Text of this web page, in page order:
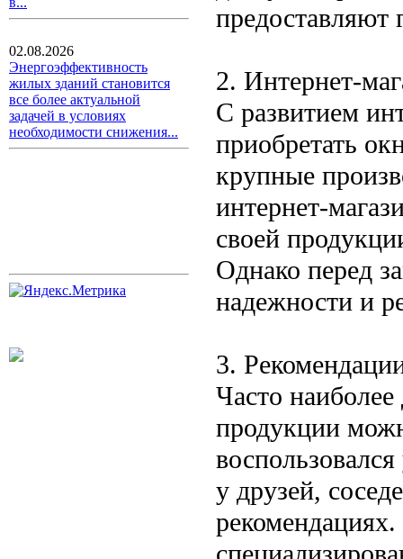
02.08.2026
Энергоэффективность
жилых зданий становится
все более актуальной
задачей в условиях
необходимости снижения...
предоставляют
2. Интернет-
С развитием
приобретать
крупные
интернет-
своей
Однако перед
надежности и
3.
Часто наиболее
продукции
у друзей,